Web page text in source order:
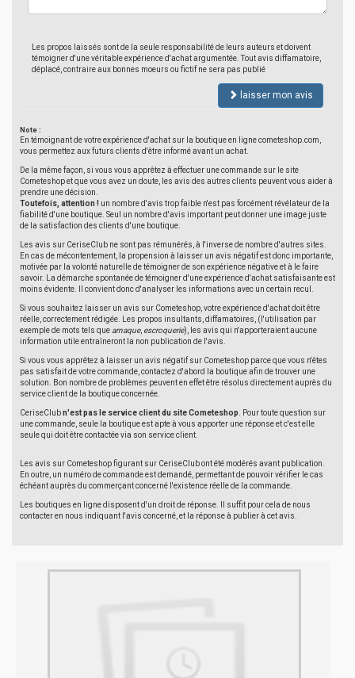
Les propos laissés sont de la seule responsabilité de leurs auteurs et doivent
témoigner d'une véritable expérience d'achat argumentée. Tout avis diffamatoire,
déplacé, contraire aux bonnes moeurs ou fictif ne sera pas publié
laisser mon avis
Note :
En témoignant de votre expérience d'achat sur la boutique en ligne cometeshop.com,
vous permettez aux futurs clients d'être informé avant un achat.
De la même façon, si vous vous apprêtez à effectuer une commande sur le site
Cometeshop et que vous avez un doute, les avis des autres clients peuvent vous aider à
prendre une décision.
Toutefois, attention ! un nombre d'avis trop faible n'est pas forcément révélateur de la
fiabilité d'une boutique. Seul un nombre d'avis important peut donner une image juste
de la satisfaction des clients d'une boutique.
Les avis sur CeriseClub ne sont pas rémunérés, à l'inverse de nombre d'autres sites.
En cas de mécontentement, la propension à laisser un avis négatif est donc importante,
motivée par la volonté naturelle de témoigner de son expérience négative et à le faire
savoir. La démarche spontanée de témoigner d'une expérience d'achat satisfaisante est
moins évidente. Il convient donc d'analyser les informations avec un certain recul.
Si vous souhaitez laisser un avis sur Cometeshop, votre expérience d'achat doit être
réelle, correctement rédigée. Les propos insultants, diffamatoires, (l'utilisation par
exemple de mots tels que arnaque, escroquerie), les avis qui n'apporteraient aucune
information utile entraîneront la non publication de l'avis.
Si vous vous apprêtez à laisser un avis négatif sur Cometeshop parce que vous n'êtes
pas satisfait de votre commande, contactez d'abord la boutique afin de trouver une
solution. Bon nombre de problèmes peuvent en effet être résolus directement auprès du
service client de la boutique concernée.
CeriseClubn'est pas le service client du site Cometeshop . Pour toute question sur
une commande, seule la boutique est apte à vous apporter une réponse et c'est elle
seule qui doit être contactée via son service client.
Les avis sur Cometeshop figurant sur CeriseClub ont été modérés avant publication.
En outre, un numéro de commande est demandé, permettant de pouvoir vérifier le cas
échéant auprès du commerçant concerné l'existence réelle de la commande.
Les boutiques en ligne disposent d'un droit de réponse. Il suffit pour cela de nous
contacter en nous indiquant l'avis concerné, et la réponse à publier à cet avis.